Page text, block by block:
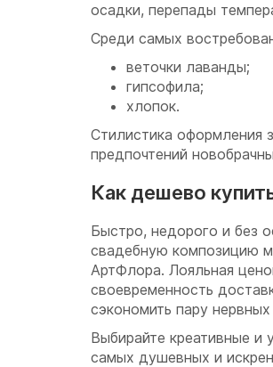
осадки, перепады
Среди самых
веточки лаванды;
гипсофила;
хлопок.
Стилистика оформления
предпочтений
Как дешево
Быстро, недорого и без
свадебную композицию
АртФлора. Лояльная
своевременность
сэкономить пару
Выбирайте креативные и
самых душевных и